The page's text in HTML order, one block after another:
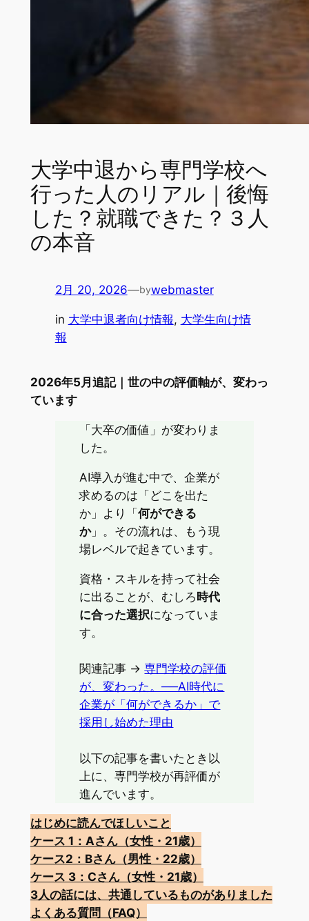
大学中退から専門学校へ
行った人のリアル｜後悔
した？就職できた？３人
の本音
2月 20, 2026—bywebmaster
in 大学中退者向け情報, 大学生向け情
報
2026年5月追記｜世の中の評価軸が、変わっ
ています
「大卒の価値」が変わりま
した。
AI導入が進む中で、企業が
求めるのは「どこを出た
か」より「何ができる
か」。その流れは、もう現
場レベルで起きています。
資格・スキルを持って社会
に出ることが、むしろ時代
に合った選択になっていま
す。
関連記事 →専門学校の評価
が、変わった。──AI時代に
企業が「何ができるか」で
採用し始めた理由
以下の記事を書いたとき以
上に、専門学校が再評価が
進んでいます。
はじめに読んでほしいこと
ケース 1：Aさん（女性・21歳）
ケース2：Bさん（男性・22歳）
ケース 3：Cさん（女性・21歳）
3人の話には、共通しているものがありました
よくある質問（FAQ）